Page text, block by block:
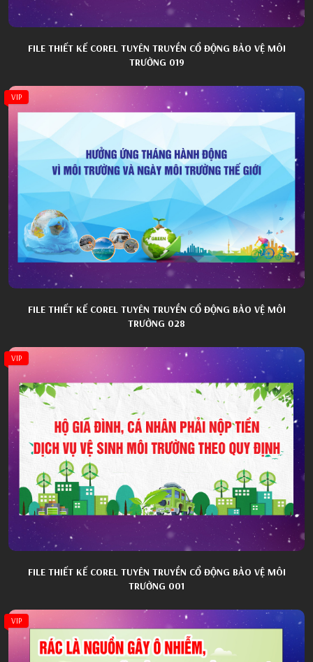
FILE THIẾT KẾ COREL TUYÊN TRUYỀN CỔ ĐỘNG BẢO VỆ MÔI
TRƯỜNG 019
VIP
FILE THIẾT KẾ COREL TUYÊN TRUYỀN CỔ ĐỘNG BẢO VỆ MÔI
TRƯỜNG 028
VIP
FILE THIẾT KẾ COREL TUYÊN TRUYỀN CỔ ĐỘNG BẢO VỆ MÔI
TRƯỜNG 001
VIP